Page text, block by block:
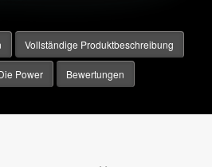
Vollständige Produktbeschreibung
Power Bewertungen